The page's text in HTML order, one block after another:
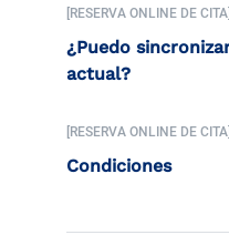
[RESERVA ONLINE DE CITA]
¿Puedo
actual?
[RESERVA ONLINE DE CITA]
Condiciones